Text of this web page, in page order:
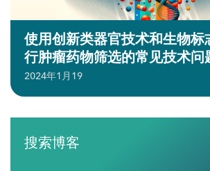
使用创新类器官技术和生物标
行肿瘤药物筛选的常见技术问
2024年1月19
搜索博客